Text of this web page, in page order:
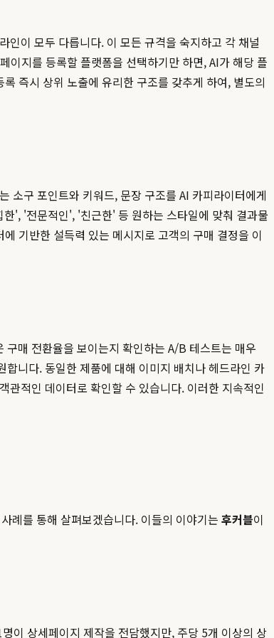
인이 모두 다릅니다. 이 모든 규격을 숙지하고 각 채널
이지를 등록할 플랫폼을 선택하기만 하면, AI가 해당 플
즉시 상위 노출에 유리한 구조를 갖추게 하여, 별도의
소구 포인트와 키워드, 문장 구조를 AI 카피라이터에게
', '전문적인', '친근한' 등 원하는 스타일에 맞춰 결과물
기반한 설득력 있는 메시지로 고객의 구매 결정을 이
매 전환율을 보이는지 확인하는 A/B 테스트는 매우
니다. 동일한 제품에 대해 이미지 배치나 헤드라인 카
관적인 데이터로 확인할 수 있습니다. 이러한 지속적인
례를 통해 살펴보겠습니다. 이들의 이야기는 후커블이
이 상세페이지 제작을 전담했지만, 주당 5개 이상의 상